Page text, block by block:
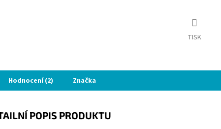
TISK
Hodnocení (2) Značka
POPIS PRODUKTU